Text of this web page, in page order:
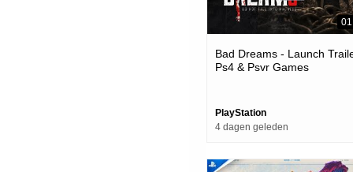
Bad Dreams - Launch
Ps4 & Psvr Games
PlayStation
4 dagen geleden